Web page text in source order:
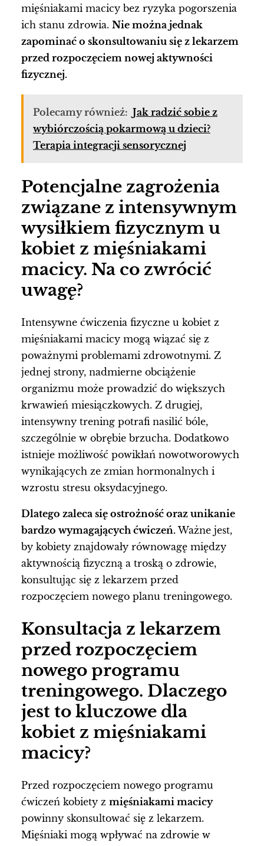
mięśniakami macicy bez ryzyka pogorszenia
ich stanu zdrowia. Nie można jednak
zapominać o skonsultowaniu się z lekarzem
przed rozpoczęciem nowej aktywności
fizycznej.
Polecamy również: Jak radzić sobie z
wybiórczością pokarmową u dzieci?
Terapia integracji sensorycznej
Potencjalne zagrożenia
związane z intensywnym
wysiłkiem fizycznym u
kobiet z mięśniakami
macicy. Na co zwrócić
uwagę?
Intensywne ćwiczenia fizyczne u kobiet z
mięśniakami macicy mogą wiązać się z
poważnymi problemami zdrowotnymi. Z
jednej strony, nadmierne obciążenie
organizmu może prowadzić do większych
krwawień miesiączkowych. Z drugiej,
intensywny trening potrafi nasilić bóle,
szczególnie w obrębie brzucha. Dodatkowo
istnieje możliwość powikłań nowotworowych
wynikających ze zmian hormonalnych i
wzrostu stresu oksydacyjnego.
Dlatego zaleca się ostrożność oraz unikanie
bardzo wymagających ćwiczeń.Ważne jest,
by kobiety znajdowały równowagę między
aktywnością fizyczną a troską o zdrowie,
konsultując się z lekarzem przed
rozpoczęciem nowego planu treningowego.
Konsultacja z lekarzem
przed rozpoczęciem
nowego programu
treningowego. Dlaczego
jest to kluczowe dla
kobiet z mięśniakami
macicy?
Przed rozpoczęciem nowego programu
ćwiczeń kobiety z mięśniakami macicy
powinny skonsultować się z lekarzem.
Mięśniaki mogą wpływać na zdrowie w